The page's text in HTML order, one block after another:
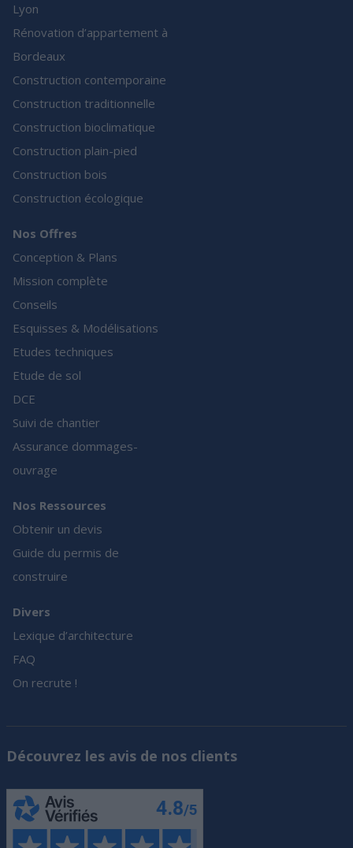
Lyon
Rénovation d’appartement à
Bordeaux
Construction contemporaine
Construction traditionnelle
Construction bioclimatique
Construction plain-pied
Construction bois
Construction écologique
Nos Offres
Conception & Plans
Mission complète
Conseils
Esquisses & Modélisations
Etudes techniques
Etude de sol
DCE
Suivi de chantier
Assurance dommages-
ouvrage
Nos Ressources
Obtenir un devis
Guide du permis de
construire
Divers
Lexique d’architecture
FAQ
On recrute !
Découvrez les avis de nos clients